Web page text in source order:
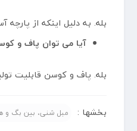
بله. به دلیل اینکه از
آیا می توان پاف و
بله. پاف و کوسن قابلیت
بخشها : مبل شنی، بین بگ و